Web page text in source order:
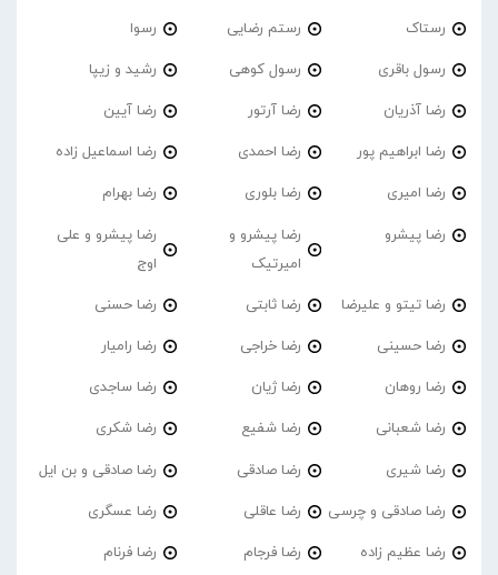
رستاک رستم رضایی رسوا
رسول باقری رسول کوهی رشید و زیپا
رضا آذریان رضا آرتور رضا آیین
رضا ابراهیم پور رضا احمدی رضا اسماعیل زاده
رضا امیری رضا بلوری رضا بهرام
رضا پیشرو
رضا پیشرو و
امیرتیک
رضا پیشرو و علی
اوج
رضا تیتو و علیرضا رضا ثابتی رضا حسنی
رضا حسینی رضا خراجی رضا رامیار
رضا روهان رضا ژیان رضا ساجدی
رضا شعبانی رضا شفیع رضا شکری
رضا شیری رضا صادقی رضا صادقی و بن ایل
رضا صادقی و چرسی رضا عاقلی رضا عسگری
رضا عظیم زاده رضا فرجام رضا فرنام